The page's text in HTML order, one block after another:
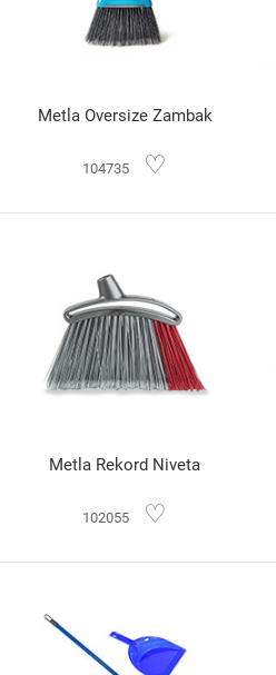
Metla Oversize Zambak
104735 ♡
Metla Rekord Niveta
102055 ♡